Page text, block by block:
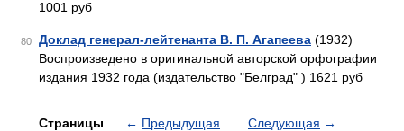
1001 руб
80 Доклад генерал-лейтенанта В. П. Агапеева (1932)
Воспроизведено в оригинальной авторской орфографии
издания 1932 года (издательство "Белград" ) 1621 руб
Страницы ← Предыдущая Следующая →